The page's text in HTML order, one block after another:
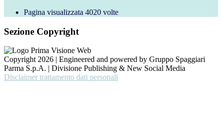
Pagina visualizzata 4020 volte
Sezione Copyright
Copyright 2026 | Engineered and powered by Gruppo Spaggiari
Parma S.p.A. | Divisione Publishing & New Social Media
Disclaimer trattamento dati personali